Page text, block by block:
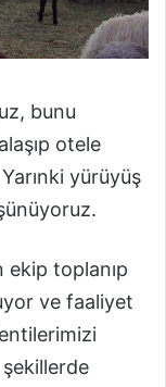
bunu
otele
yürüyüş
ekip toplanıp
ve faaliyet